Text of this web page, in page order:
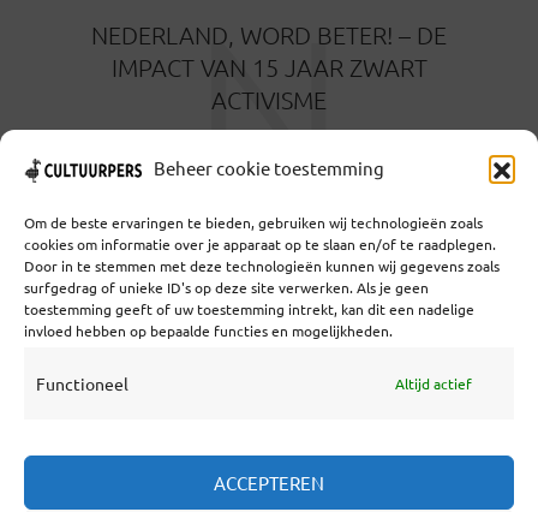
Beheer cookie toestemming
Om de beste ervaringen te bieden, gebruiken wij technologieën zoals
cookies om informatie over je apparaat op te slaan en/of te raadplegen.
Door in te stemmen met deze technologieën kunnen wij gegevens zoals
surfgedrag of unieke ID's op deze site verwerken. Als je geen
toestemming geeft of uw toestemming intrekt, kan dit een nadelige
invloed hebben op bepaalde functies en mogelijkheden.
Functioneel Altijd actief
ACCEPTEREN
NEDERLAND, WORD BETER! – DE
IMPACT VAN 15 JAAR ZWART
ACTIVISME
N
Coöperatief Cultureel Persbureau U.A. | Salzburg 29 |
3524KS Utrecht | KvK: 55573592 |Btw: